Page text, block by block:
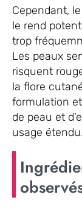
Cependant,
le rend
trop
Les peaux
risquent
la flore
formulation
de peau et
usage étendu.